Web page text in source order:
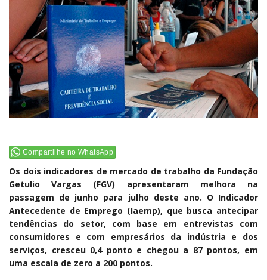
Compartilhe no WhatsApp
Os dois indicadores de mercado de trabalho da Fundação
Getulio Vargas (FGV) apresentaram melhora na
passagem de junho para julho deste ano. O Indicador
Antecedente de Emprego (Iaemp), que busca antecipar
tendências do setor, com base em entrevistas com
consumidores e com empresários da indústria e dos
serviços, cresceu 0,4 ponto e chegou a 87 pontos, em
uma escala de zero a 200 pontos.